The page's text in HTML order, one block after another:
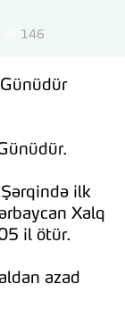
146
ilk
Xalq
il ötür.
azad